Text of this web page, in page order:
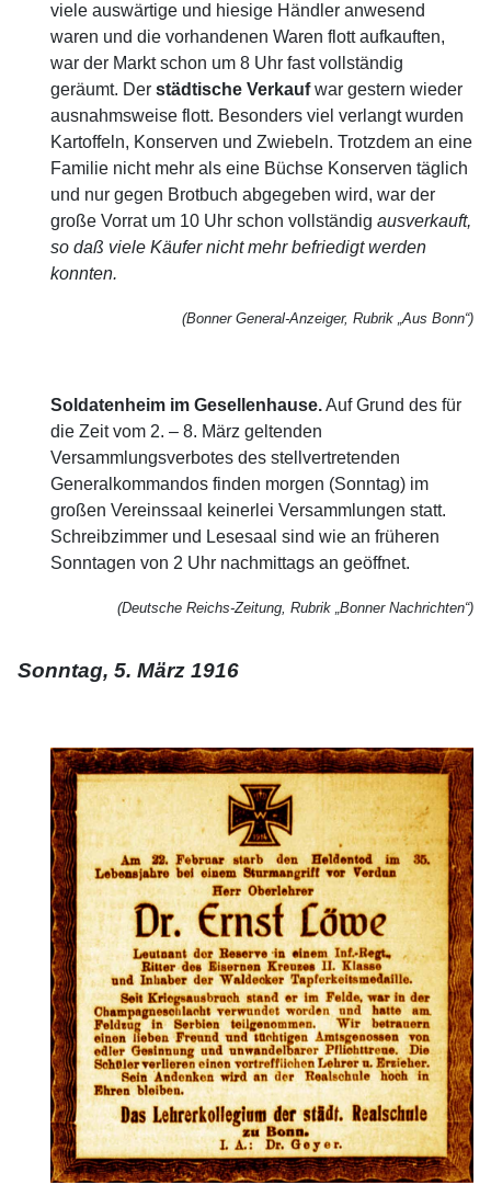
viele auswärtige und hiesige Händler anwesend
waren und die vorhandenen Waren flott aufkauften,
war der Markt schon um 8 Uhr fast vollständig
geräumt. Der städtische Verkaufwar gestern wieder
ausnahmsweise flott. Besonders viel verlangt wurden
Kartoffeln, Konserven und Zwiebeln. Trotzdem an eine
Familie nicht mehr als eine Büchse Konserven täglich
und nur gegen Brotbuch abgegeben wird, war der
große Vorrat um 10 Uhr schon vollständig ausverkauft,
so daß viele Käufer nicht mehr befriedigt werden
konnten.
(Bonner General-Anzeiger, Rubrik „Aus Bonn“)
Soldatenheim im Gesellenhause.Auf Grund des für
die Zeit vom 2. – 8. März geltenden
Versammlungsverbotes des stellvertretenden
Generalkommandos finden morgen (Sonntag) im
großen Vereinssaal keinerlei Versammlungen statt.
Schreibzimmer und Lesesaal sind wie an früheren
Sonntagen von 2 Uhr nachmittags an geöffnet.
(Deutsche Reichs-Zeitung, Rubrik „Bonner Nachrichten“)
Sonntag, 5. März 1916